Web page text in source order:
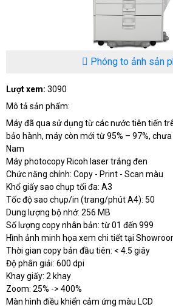
Phóng to ảnh sản
Lượt xem: 3090
Mô tả sản phẩm:
Máy đã qua sử dụng từ các nước tiên tiến
bảo hành, máy còn mới từ 95% – 97%,
Nam
Máy photocopy Ricoh laser trắng đen
Chức năng chính: Copy - Print - Scan màu
Khổ giấy sao chụp tối đa: A3
Tốc độ sao chụp/in (trang/phút A4): 50
Dung lượng bộ nhớ: 256 MB
Số lượng copy nhân bản: từ 01 đến 999
Hình ảnh minh họa xem chi tiết tại
Thời gian copy bản đầu tiên: < 4.5 giây
Độ phân giải: 600 dpi
Khay giấy: 2 khay
Zoom: 25% -> 400%
Màn hình điều khiển cảm ứng màu LCD